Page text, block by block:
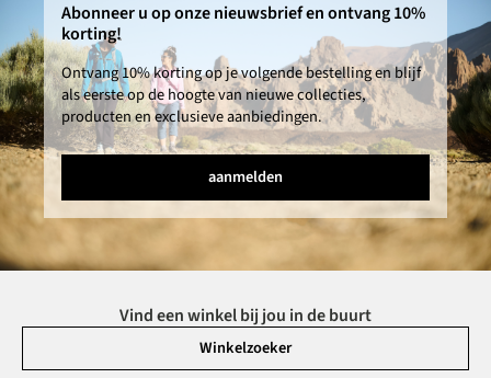
Abonneer u op onze nieuwsbrief en ontvang 10%
korting!
Ontvang 10% korting op je volgende bestelling en blijf
als eerste op de hoogte van nieuwe collecties,
producten en exclusieve aanbiedingen.
aanmelden
Vind een winkel bij jou in de buurt
Winkelzoeker